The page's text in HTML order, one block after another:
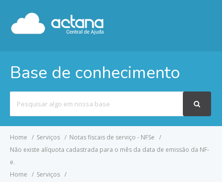
Base de conhecimento
por
Home Serviços
Notas fiscais de serviço - NFSe
Não existe alíquota cadastrada para o mês da data de emissão da NF-
e.
Home
Serviços